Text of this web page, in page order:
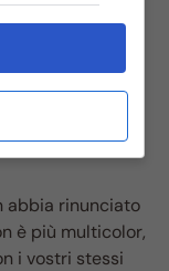
abbia rinunciato
è più multicolor,
i vostri stessi